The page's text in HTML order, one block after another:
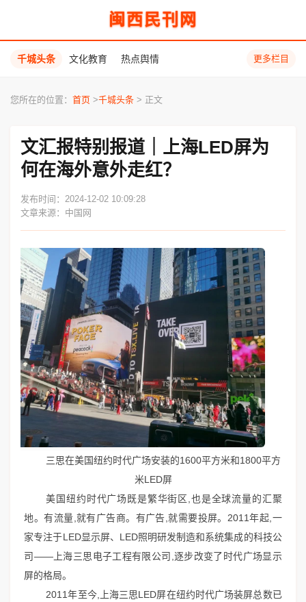
闽西民刊网
千城头条 文化教育 热点舆情 更多栏目
您所在的位置： 首页 >千城头条 > 正文
文汇报特别报道｜上海LED屏为
何在海外意外走红？
发布时间：2024-12-02 10:09:28
文章来源：中国网
三思在美国纽约时代广场安装的1600平方米和1800平方
米LED屏
美国纽约时代广场既是繁华街区,也是全球流量的汇聚
地。有流量,就有广告商。有广告,就需要投屏。2011年起,一
家专注于LED显示屏、LED照明研发制造和系统集成的科技公
司——上海三思电子工程有限公司,逐步改变了时代广场显示
屏的格局。
2011年至今,上海三思LED屏在纽约时代广场装屏总数已